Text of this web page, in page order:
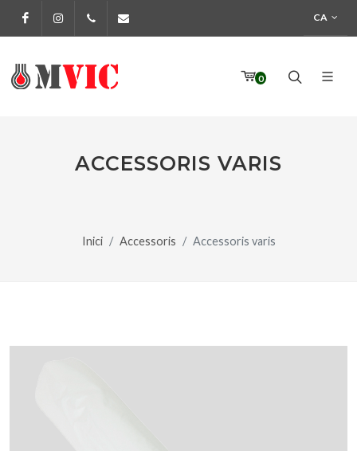
FacebookInstagram972 170 160 CA
0
ACCESSORIS VARIS
Inici Accessoris Accessoris varis